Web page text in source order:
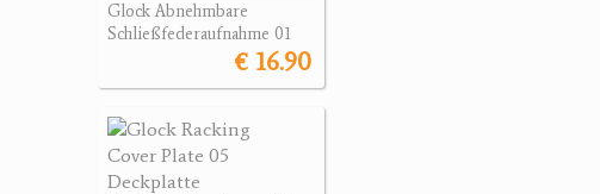
Glock Abnehmbare
Schließfederaufnahme 01
€ 16.90